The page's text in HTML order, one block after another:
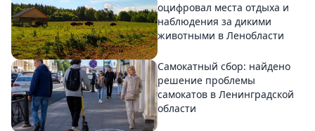
оцифровал места отдыха и
наблюдения за дикими
животными в Ленобласти
Самокатный сбор: найдено
решение проблемы
самокатов в Ленинградской
области